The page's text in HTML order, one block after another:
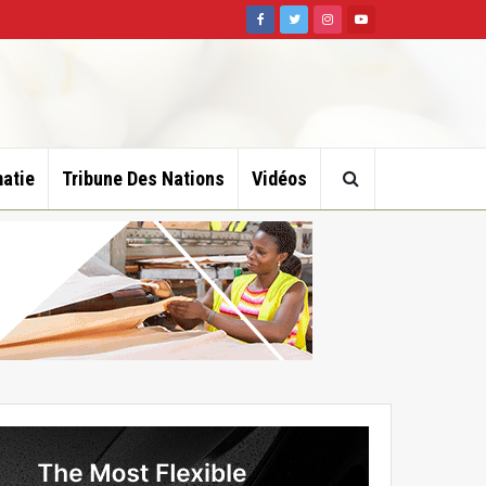
Tribune Des Nations Vidéos